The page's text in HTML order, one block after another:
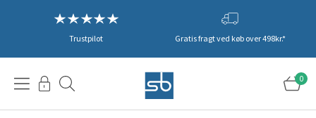
Trustpilot Gratis fragt ved køb over 498kr.*
0